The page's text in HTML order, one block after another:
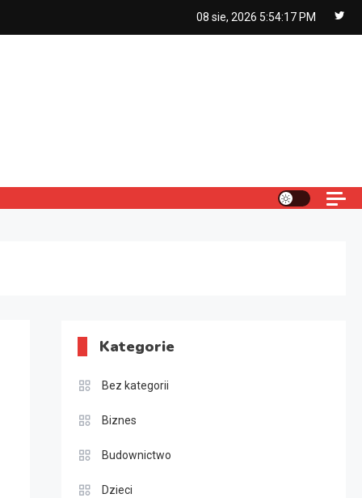
08 sie, 2026 5:54:18 PM
Kategorie
Bez kategorii
Biznes
Budownictwo
Dzieci